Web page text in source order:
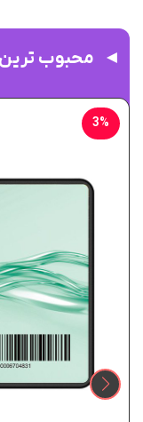
محبوب
3%